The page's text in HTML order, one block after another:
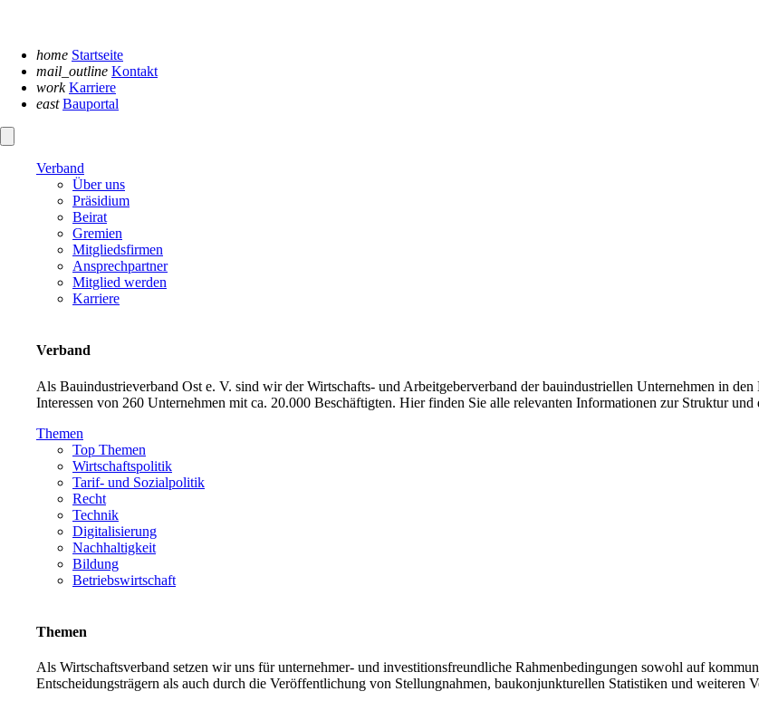
home Startseite
mail_outline Kontakt
work Karriere
east Bauportal
Verband
Über uns
Präsidium
Beirat
Gremien
Mitgliedsfirmen
Ansprechpartner
Mitglied werden
Karriere
Verband
Als Bauindustrieverband Ost e. V. sind wir der Wirtschafts- und Arbeitgeberverband der bauindustriellen Unternehmen in
Interessen von 260 Unternehmen mit ca. 20.000 Beschäftigten. Hier finden Sie alle relevanten Informationen zur Struktur und
Themen
Top Themen
Wirtschaftspolitik
Tarif- und Sozialpolitik
Recht
Technik
Digitalisierung
Nachhaltigkeit
Bildung
Betriebswirtschaft
Themen
Als Wirtschaftsverband setzen wir uns für unternehmer- und investitionsfreundliche Rahmenbedingungen sowohl auf
Entscheidungsträgern als auch durch die Veröffentlichung von Stellungnahmen, baukonjunkturellen Statistiken und weiteren